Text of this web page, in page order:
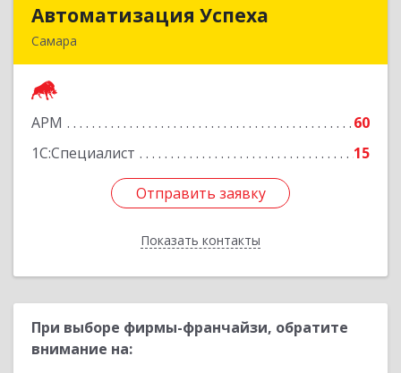
Автоматизация Успеха
Самара
АРМ
60
1С:Специалист
15
Отправить заявку
Показать контакты
Автоматизация Успеха
Подробнее
Отправить заявку
Назад
При выборе фирмы-франчайзи, обратите
внимание на: